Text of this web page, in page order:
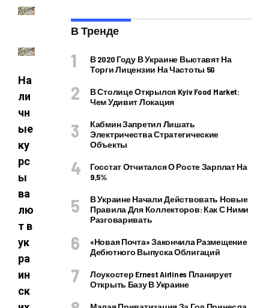
На
ли
чн
ые
ку
рс
ы
ва
лю
т в
ук
ра
ин
ск
В Тренде
В 2020 Году В Украине Выставят На
Торги Лицензии На Частоты 5G
В Столице Открылся Kyiv Food Market:
Чем Удивит Локация
Кабмин Запретил Лишать
Электричества Стратегические
Объекты
Госстат Отчитался О Росте Зарплат На
9,5%
В Украине Начали Действовать Новые
Правила Для Коллекторов: Как С Ними
Разговаривать
«Новая Почта» Закончила Размещение
Дебютного Выпуска Облигаций
Лоукостер Ernest Airlines Планирует
Открыть Базу В Украине